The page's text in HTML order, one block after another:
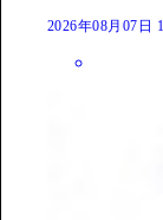
2026年08月07日